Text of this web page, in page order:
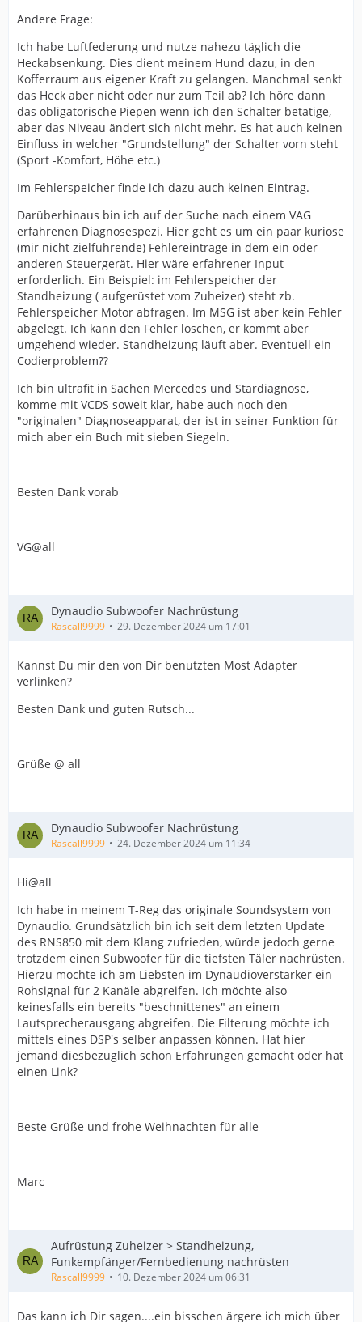
Andere Frage:
Ich habe Luftfederung und nutze nahezu täglich die
Heckabsenkung. Dies dient meinem Hund dazu, in den
Kofferraum aus eigener Kraft zu gelangen. Manchmal senkt
das Heck aber nicht oder nur zum Teil ab? Ich höre dann
das obligatorische Piepen wenn ich den Schalter betätige,
aber das Niveau ändert sich nicht mehr. Es hat auch keinen
Einfluss in welcher "Grundstellung" der Schalter vorn steht
(Sport -Komfort, Höhe etc.)
Im Fehlerspeicher finde ich dazu auch keinen Eintrag.
Darüberhinaus bin ich auf der Suche nach einem VAG
erfahrenen Diagnosespezi. Hier geht es um ein paar kuriose
(mir nicht zielführende) Fehlereinträge in dem ein oder
anderen Steuergerät. Hier wäre erfahrener Input
erforderlich. Ein Beispiel: im Fehlerspeicher der
Standheizung ( aufgerüstet vom Zuheizer) steht zb.
Fehlerspeicher Motor abfragen. Im MSG ist aber kein Fehler
abgelegt. Ich kann den Fehler löschen, er kommt aber
umgehend wieder. Standheizung läuft aber. Eventuell ein
Codierproblem??
Ich bin ultrafit in Sachen Mercedes und Stardiagnose,
komme mit VCDS soweit klar, habe auch noch den
"originalen" Diagnoseapparat, der ist in seiner Funktion für
mich aber ein Buch mit sieben Siegeln.
Besten Dank vorab
VG@all
Dynaudio Subwoofer Nachrüstung
Rascall9999 29. Dezember 2024 um 17:01
Kannst Du mir den von Dir benutzten Most Adapter
verlinken?
Besten Dank und guten Rutsch...
Grüße @ all
Dynaudio Subwoofer Nachrüstung
Rascall9999 24. Dezember 2024 um 11:34
Hi@all
Ich habe in meinem T-Reg das originale Soundsystem von
Dynaudio. Grundsätzlich bin ich seit dem letzten Update
des RNS850 mit dem Klang zufrieden, würde jedoch gerne
trotzdem einen Subwoofer für die tiefsten Täler nachrüsten.
Hierzu möchte ich am Liebsten im Dynaudioverstärker ein
Rohsignal für 2 Kanäle abgreifen. Ich möchte also
keinesfalls ein bereits "beschnittenes" an einem
Lautsprecherausgang abgreifen. Die Filterung möchte ich
mittels eines DSP's selber anpassen können. Hat hier
jemand diesbezüglich schon Erfahrungen gemacht oder hat
einen Link?
Beste Grüße und frohe Weihnachten für alle
Marc
Aufrüstung Zuheizer > Standheizung,
Funkempfänger/Fernbedienung nachrüsten
Rascall9999 10. Dezember 2024 um 06:31
Das kann ich Dir sagen....ein bisschen ärgere ich mich über